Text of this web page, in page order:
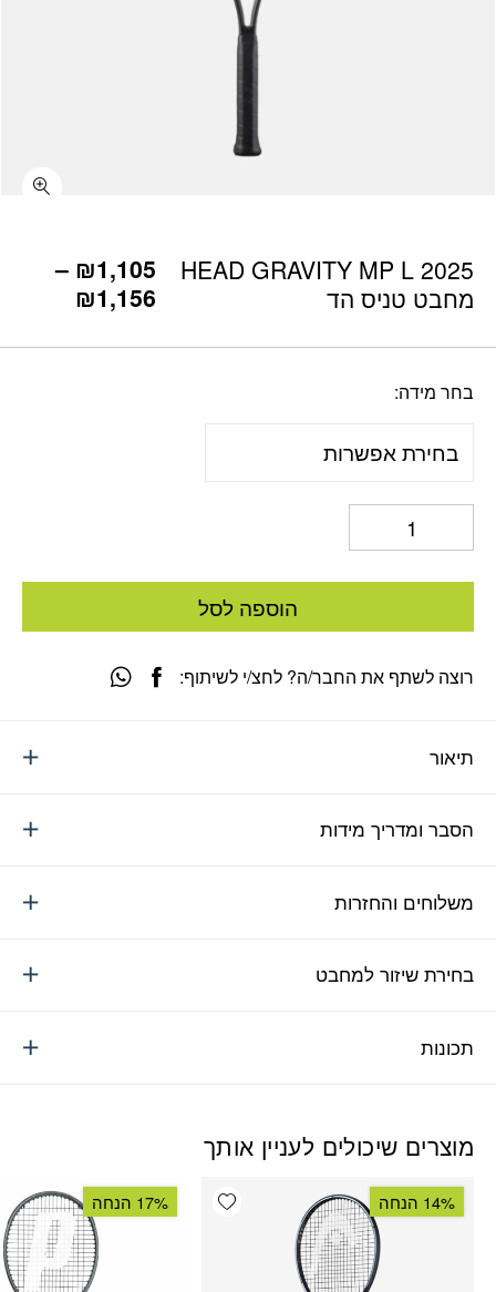
HEAD GRAVITY MP L 2025
מחבט טניס הד
₪1,105
–
₪1,156
בחר מידה
הוספה לסל
תיאור
הסבר ומדריך מידות
משלוחים והחזרות
בחירת שיזור למחבט
תכונות
רוצה לשתף את החבר/ה? לחצ/י לשיתוף:
מוצרים שיכולים לעניין אותך
Add wishlist 14% הנחה 17% הנחה